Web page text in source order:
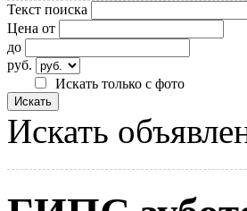
Текст поиска
Цена от
до
руб.
Искать только с фото
Искать